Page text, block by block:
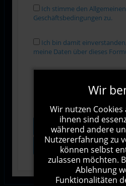
Ich stimme den Allgemeinen
Geschäftsbedingungen zu.
Ich bin damit
meine Daten über dieses
Vorschau
Senden
Zurücksetzen
Wir
Wir nutzen
ihnen sind
während andere
Nutzererfahrung zu
können selbst
zulassen möchten.
Ablehnung
Funktionalitäten